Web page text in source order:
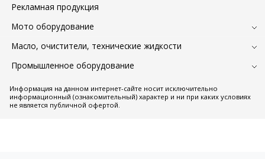
Рекламная продукция
Мото оборудование
Масло, очистители, технические жидкости
Промышленное оборудование
Информация на данном интернет-сайте носит исключительно
информационный (ознакомительный) характер и ни при каких условиях
не является публичной офертой.